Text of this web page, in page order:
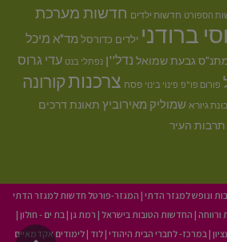
הספורט חדשות ילדים חדשות מערכת
ברודני ילדים כדורסל מד"א מיכל
גבעת שמואל נדל''ן נפתלי בנט עדי גרוס
פורום פו"פ פינוי בינוי פסח צרכנותקורונה
גיורא שמוליק מאירוביץ תאונת דרכים
תרבות העיר
ונופש למגזר הדתי | המגזר-פורטל חדשות למגזר הדתי
ורווחה | החדשות הטובות בישראל | רמת גן |בת ים - חולון |
|במרכז- לחברי הבית היהודי |לוד |לימודים אקדמאיים